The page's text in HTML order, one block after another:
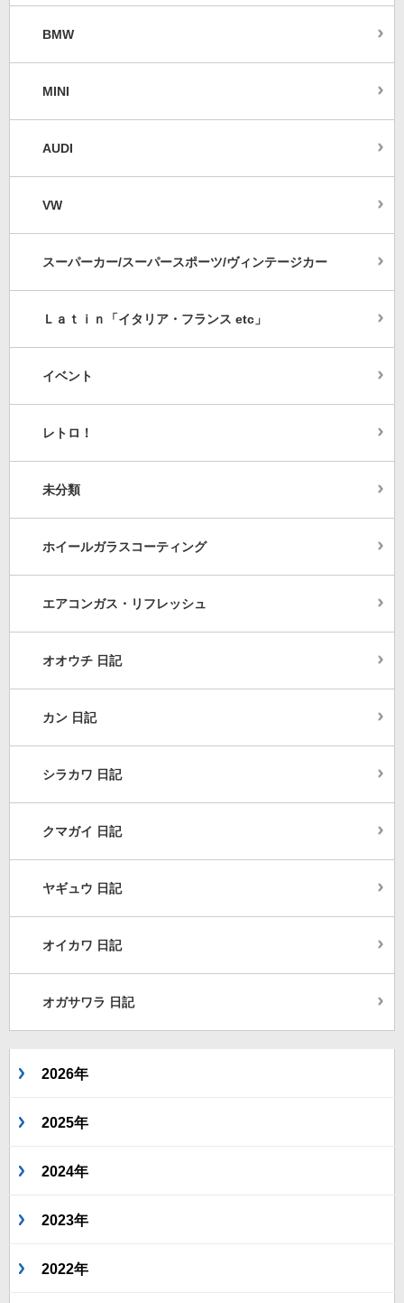
BMW
MINI
AUDI
VW
スーパーカー/スーパースポーツ/ヴィンテージカー
Ｌａｔｉｎ「イタリア・フランス etc」
イベント
レトロ！
未分類
ホイールガラスコーティング
エアコンガス・リフレッシュ
オオウチ 日記
カン 日記
シラカワ 日記
クマガイ 日記
ヤギュウ 日記
オイカワ 日記
オガサワラ 日記
2026年
2025年
2024年
2023年
2022年